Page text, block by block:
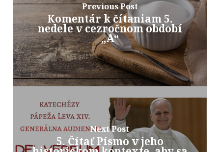
Previous Post
Komentár k čítaniam 5.
nedele v cezročnom období
„A“
Next Post
5. Čítať Písmo v jeho